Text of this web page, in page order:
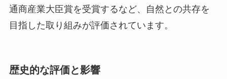
通商産業大臣賞を受賞するなど、自然との共存を
目指した取り組みが評価されています。
歴史的な評価と影響